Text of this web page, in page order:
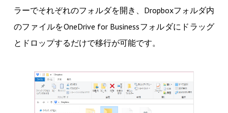
ラーでそれぞれのフォルダを開き、Dropboxフォルダ内
のファイルをOneDrive for Businessフォルダにドラッグ
とドロップするだけで移行が可能です。